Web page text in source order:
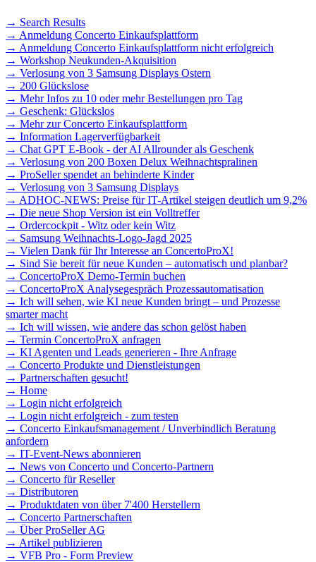
→ Search Results
→ Anmeldung Concerto Einkaufsplattform
→ Anmeldung Concerto Einkaufsplattform nicht erfolgreich
→ Workshop Neukunden-Akquisition
→ Verlosung von 3 Samsung Displays Ostern
→ 200 Glückslose
→ Mehr Infos zu 10 oder mehr Bestellungen pro Tag
→ Geschenk: Glückslos
→ Mehr zur Concerto Einkaufsplattform
→ Information Lagerverfügbarkeit
→ Chat GPT E-Book - der AI Allrounder als Geschenk
→ Verlosung von 200 Boxen Delux Weihnachtspralinen
→ ProSeller spendet an behinderte Kinder
→ Verlosung von 3 Samsung Displays
→ ADHOC-NEWS: Preise für IT-Artikel steigen deutlich um 9,2%
→ Die neue Shop Version ist ein Volltreffer
→ Ordercockpit - Witz oder kein Witz
→ Samsung Weihnachts-Logo-Jagd 2025
→ Vielen Dank für Ihr Interesse an ConcertoProX!
→ Sind Sie bereit für neue Kunden – automatisch und planbar?
→ ConcertoProX Demo-Termin buchen
→ ConcertoProX Analysegespräch Prozessautomatisation
→ Ich will sehen, wie KI neue Kunden bringt – und Prozesse
smarter macht
→ Ich will wissen, wie andere das schon gelöst haben
→ Termin ConcertoProX anfragen
→ KI Agenten und Leads generieren - Ihre Anfrage
→ Concerto Produkte und Dienstleistungen
→ Partnerschaften gesucht!
→ Home
→ Login nicht erfolgreich
→ Login nicht erfolgreich - zum testen
→ Concerto Einkaufsmanagement / Unverbindlich Beratung
anfordern
→ IT-Event-News abonnieren
→ News von Concerto und Concerto-Partnern
→ Concerto für Reseller
→ Distributoren
→ Produktdaten von über 7'400 Herstellern
→ Concerto Partnerschaften
→ Über ProSeller AG
→ Artikel publizieren
→ VFB Pro - Form Preview